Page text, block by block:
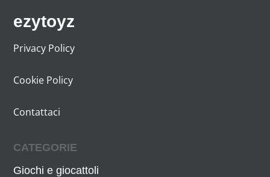
ezytoyz
Privacy Policy
Cookie Policy
Contattaci
CATEGORIE
Giochi e giocattoli